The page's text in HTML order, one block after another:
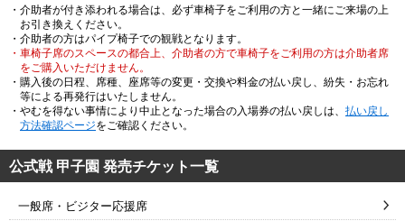
・介助者が付き添われる場合は、必ず車椅子をご利用の方と一緒にご来場の上
お引き換えください。
・介助者の方はパイプ椅子での観戦となります。
・車椅子席のスペースの都合上、介助者の方で車椅子をご利用の方は介助者席
をご購入いただけません。
・購入後の日程、席種、座席等の変更・交換や料金の払い戻し、紛失・お忘れ
等による再発行はいたしません。
・やむを得ない事情により中止となった場合の入場券の払い戻しは、 払い戻し
方法確認ページをご確認ください。
公式戦 甲子園 発売チケット一覧
一般席・ビジター応援席